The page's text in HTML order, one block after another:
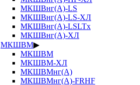
МКШВнг(А)-LS
МКШВнг(А)-LS-ХЛ
МКШВнг(А)-LSLTx
МКШВнг(А)-ХЛ
МКШВМ▶
МКШВМ
МКШВМ-ХЛ
МКШВМнг(А)
МКШВМнг(А)-FRHF